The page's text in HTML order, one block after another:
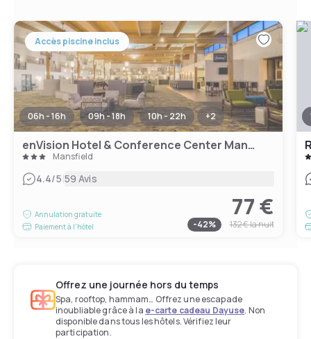
Accès piscine inclus
06h - 16h 09h - 18h 10h - 22h +2
enVision Hotel & Conference Center Mansfield-Foxboro
Mansfield
4.4/5|59 Avis
Annulation gratuite
Paiement à l'hôtel
77 €
-42% 132 €la nuit
Offrez une journée hors du temps
Spa, rooftop, hammam… Offrez une escapade
inoubliable grâce à la e-carte cadeau Dayuse. Non
disponible dans tous les hôtels. Vérifiez leur
participation.